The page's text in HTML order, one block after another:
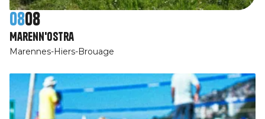
0808
Marenn'Ostra
Marennes-Hiers-Brouage